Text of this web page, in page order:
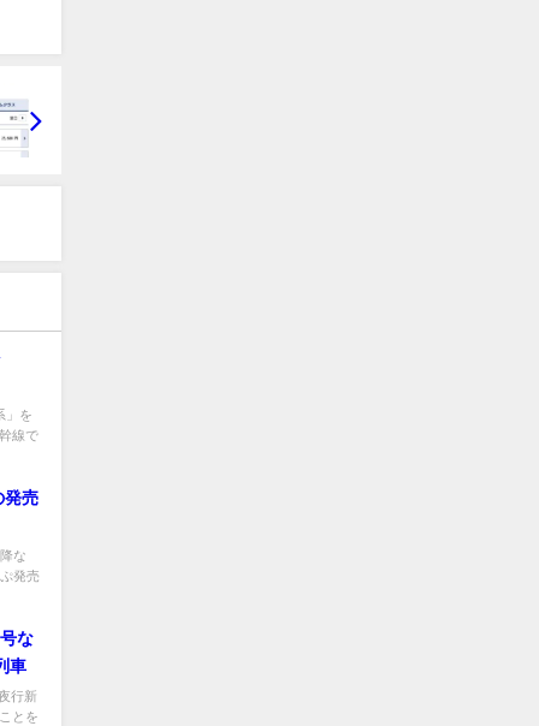
」を
線で
発売
な
発売
な
車
行新
とを